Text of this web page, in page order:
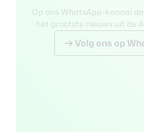
Op ons WhatsApp-kanaal
het grootste nieuws uit de
Volg ons op